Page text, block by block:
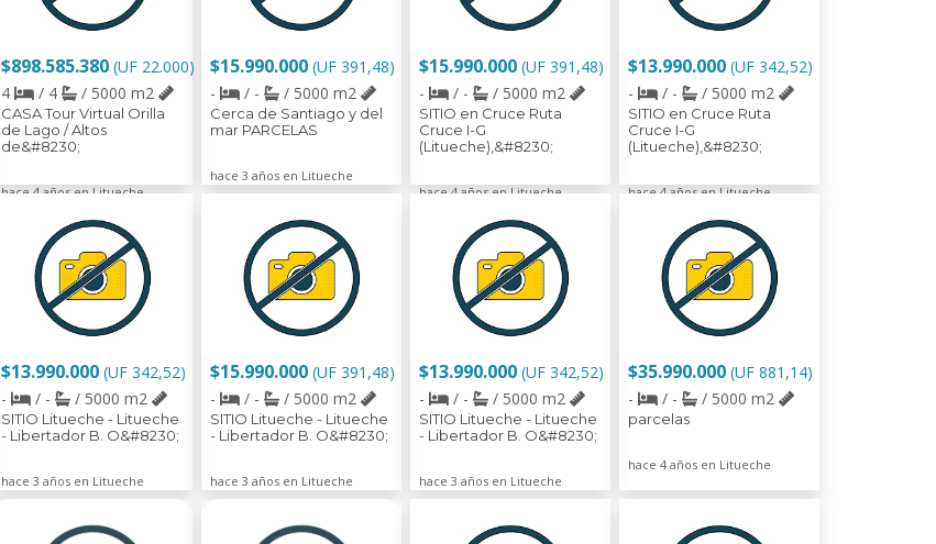
$898.585.380 (UF 22.000)
4
/ 4 / 5000 m2
CASA Tour Virtual Orilla
de Lago / Altos
de&#8230;
hace 4 años en Litueche
$15.990.000 (UF 391,48)
-
/ - / 5000 m2
Cerca de Santiago y del
mar PARCELAS
hace 3 años en Litueche
$15.990.000 (UF 391,48)
-
/ - / 5000 m2
SITIO en Cruce Ruta
Cruce I-G
(Litueche),&#8230;
hace 4 años en Litueche
$13.990.000 (UF 342,52)
-
/ - / 5000 m2
SITIO en Cruce Ruta
Cruce I-G
(Litueche),&#8230;
hace 4 años en Litueche
$13.990.000 (UF 342,52)
-
/ - / 5000 m2
SITIO Litueche - Litueche
- Libertador B. O&#8230;
hace 3 años en Litueche
$15.990.000 (UF 391,48)
-
/ - / 5000 m2
SITIO Litueche - Litueche
- Libertador B. O&#8230;
hace 3 años en Litueche
$13.990.000 (UF 342,52)
-
/ - / 5000 m2
SITIO Litueche - Litueche
- Libertador B. O&#8230;
hace 3 años en Litueche
$35.990.000 (UF 881,14)
-
/ - / 5000 m2
parcelas
hace 4 años en Litueche